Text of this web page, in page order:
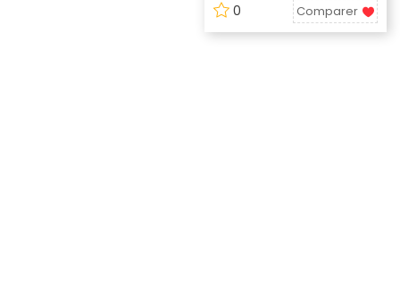
0 Comparer